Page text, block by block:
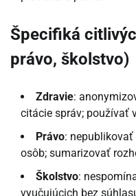
Špecifiká
právo, školstvo)
Zdravie:
citácie správ; používať
Právo:
osôb; sumarizovať
Školstvo:
vyučujúcich bez